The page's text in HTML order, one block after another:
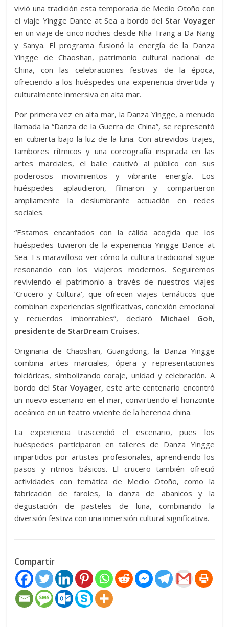
vivió una tradición esta temporada de Medio Otoño con
el viaje Yingge Dance at Sea a bordo del Star Voyager
en un viaje de cinco noches desde Nha Trang a Da Nang
y Sanya. El programa fusionó la energía de la Danza
Yingge de Chaoshan, patrimonio cultural nacional de
China, con las celebraciones festivas de la época,
ofreciendo a los huéspedes una experiencia divertida y
culturalmente inmersiva en alta mar.
Por primera vez en alta mar, la Danza Yingge, a menudo
llamada la “Danza de la Guerra de China”, se representó
en cubierta bajo la luz de la luna. Con atrevidos trajes,
tambores rítmicos y una coreografía inspirada en las
artes marciales, el baile cautivó al público con sus
poderosos movimientos y vibrante energía. Los
huéspedes aplaudieron, filmaron y compartieron
ampliamente la deslumbrante actuación en redes
sociales.
“Estamos encantados con la cálida acogida que los
huéspedes tuvieron de la experiencia Yingge Dance at
Sea. Es maravilloso ver cómo la cultura tradicional sigue
resonando con los viajeros modernos. Seguiremos
reviviendo el patrimonio a través de nuestros viajes
‘Crucero y Cultura’, que ofrecen viajes temáticos que
combinan experiencias significativas, conexión emocional
y recuerdos imborrables”, declaró Michael Goh,
presidente de StarDream Cruises.
Originaria de Chaoshan, Guangdong, la Danza Yingge
combina artes marciales, ópera y representaciones
folclóricas, simbolizando coraje, unidad y celebración. A
bordo del Star Voyager, este arte centenario encontró
un nuevo escenario en el mar, convirtiendo el horizonte
oceánico en un teatro viviente de la herencia china.
La experiencia trascendió el escenario, pues los
huéspedes participaron en talleres de Danza Yingge
impartidos por artistas profesionales, aprendiendo los
pasos y ritmos básicos. El crucero también ofreció
actividades con temática de Medio Otoño, como la
fabricación de faroles, la danza de abanicos y la
degustación de pasteles de luna, combinando la
diversión festiva con una inmersión cultural significativa.
Compartir